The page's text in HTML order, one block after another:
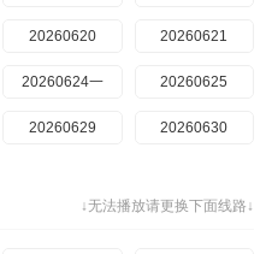
20260724喜欢嗑我也是下 20260725陪看
20260728喜欢你日记 一
二 三
20260720喜欢你日记 20260721喜欢你日记
20260723纯享（三） 20260723纯享（四）
20260725陪看 20260726陪看
20260620 20260621
20260624一 20260625
20260629 20260630
↓无法播放请更换下面线路↓